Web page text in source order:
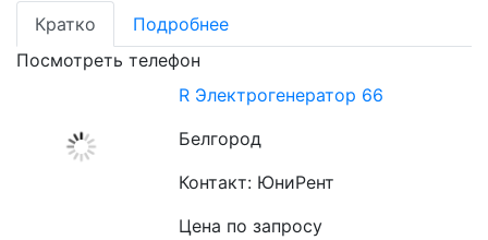
Кратко
Подробнее
Посмотреть телефон
R Электрогенератор 66
Белгород
Контакт: ЮниРент
Цена по запросу